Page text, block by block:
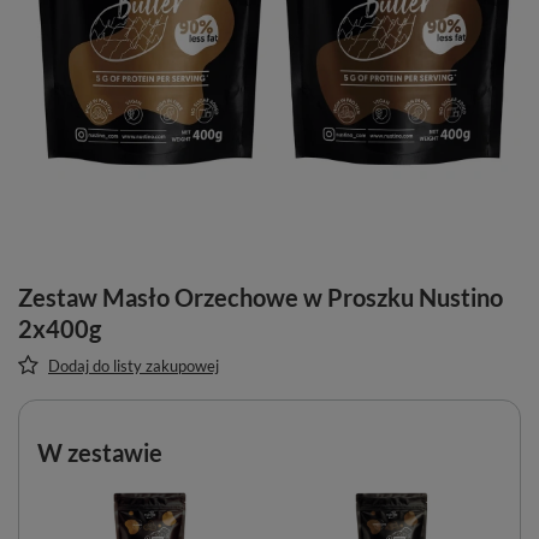
Zestaw Masło Orzechowe w Proszku Nustino
2x400g
Dodaj do listy zakupowej
W zestawie